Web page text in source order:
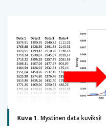
Kuva 1. Mystinen data kuviksi!